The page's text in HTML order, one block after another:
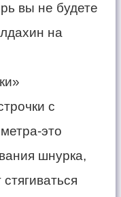
вы не будете
на
с
это
шнурка,